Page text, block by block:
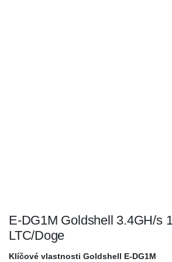
E-DG1M Goldshell 3.4GH/s
LTC/Doge
Klíčové vlastnosti Goldshell E-DG1M